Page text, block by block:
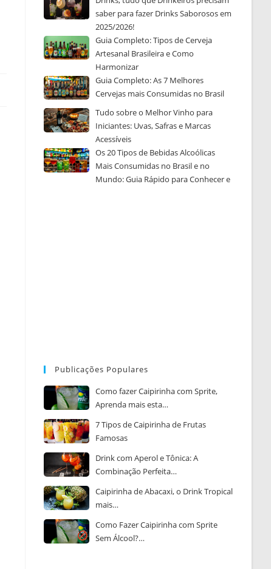
saber para fazer Drinks Saborosos em
2025/2026!
Guia Completo: Tipos de Cerveja
Artesanal Brasileira e Como
Harmonizar
Guia Completo: As 7 Melhores
Cervejas mais Consumidas no Brasil
Tudo sobre o Melhor Vinho para
Iniciantes: Uvas, Safras e Marcas
Acessíveis
Os 20 Tipos de Bebidas Alcoólicas
Mais Consumidas no Brasil e no
Mundo: Guia Rápido para Conhecer e
Publicações Populares
Como fazer Caipirinha com Sprite,
Aprenda mais esta…
7 Tipos de Caipirinha de Frutas
Famosas
Drink com Aperol e Tônica: A
Combinação Perfeita…
Caipirinha de Abacaxi, o Drink Tropical
mais…
Como Fazer Caipirinha com Sprite
Sem Álcool?…